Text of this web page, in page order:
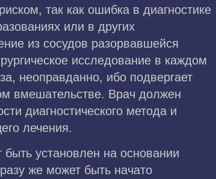
так как ошибка в диагностике
или в других
из сосудов разорвавшейся
исследование в каждом
неоправданно, ибо подвергает
вмешательстве. Врач должен
диагностического метода и
лечения.
установлен на основании
же может быть начато